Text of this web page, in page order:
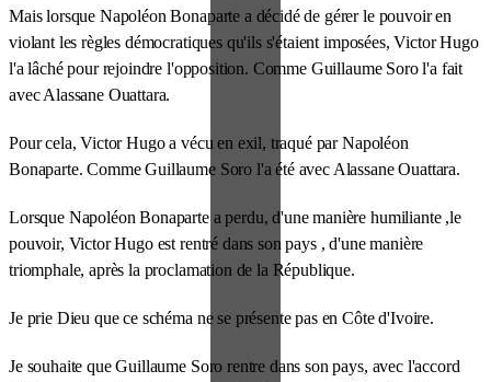
Mais lorsque Napoléon Bonaparte a décidé de gérer le pouvoir en
violant les règles démocratiques qu'ils s'étaient imposées, Victor Hugo
l'a lâché pour rejoindre l'opposition. Comme Guillaume Soro l'a fait
avec Alassane Ouattara.
Pour cela, Victor Hugo a vécu en exil, traqué par Napoléon
Bonaparte. Comme Guillaume Soro l'a été avec Alassane Ouattara.
Lorsque Napoléon Bonaparte a perdu, d'une manière humiliante ,le
pouvoir, Victor Hugo est rentré dans son pays , d'une manière
triomphale, après la proclamation de la République.
Je prie Dieu que ce schéma ne se présente pas en Côte d'Ivoire.
Je souhaite que Guillaume Soro rentre dans son pays, avec l'accord